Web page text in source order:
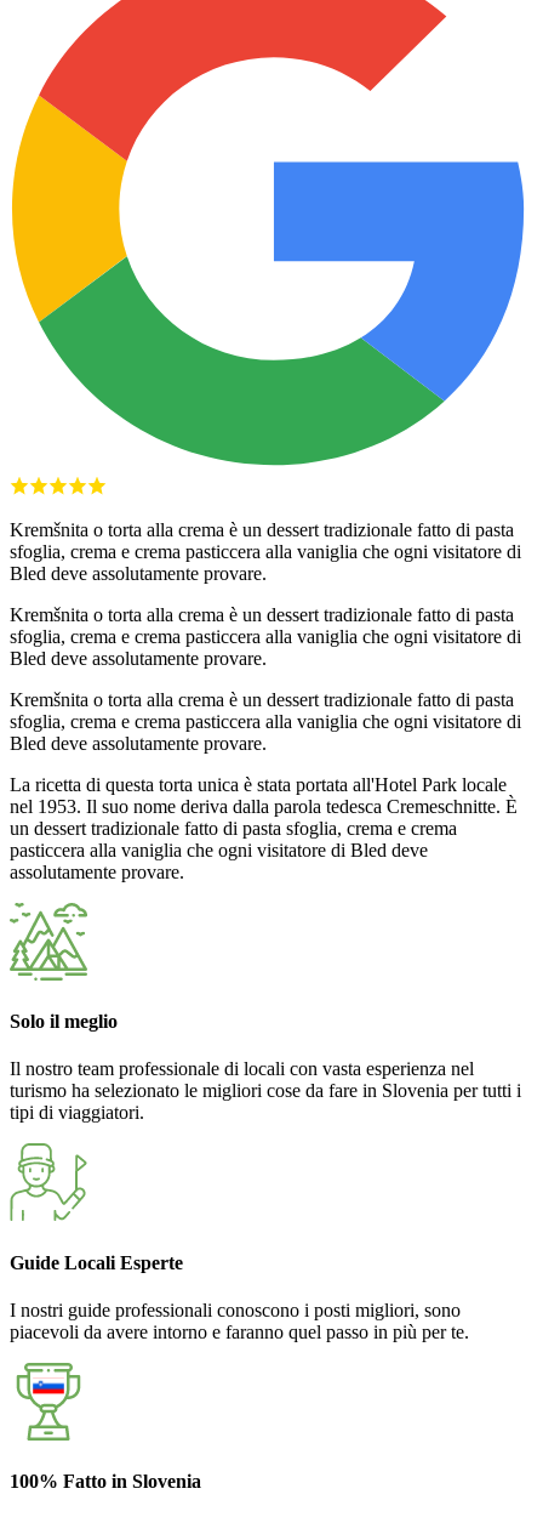
Kremšnita o torta alla crema è un dessert tradizionale fatto di pasta
sfoglia, crema e crema pasticcera alla vaniglia che ogni visitatore di
Bled deve assolutamente provare.
Kremšnita o torta alla crema è un dessert tradizionale fatto di pasta
sfoglia, crema e crema pasticcera alla vaniglia che ogni visitatore di
Bled deve assolutamente provare.
Kremšnita o torta alla crema è un dessert tradizionale fatto di pasta
sfoglia, crema e crema pasticcera alla vaniglia che ogni visitatore di
Bled deve assolutamente provare.
La ricetta di questa torta unica è stata portata all'Hotel Park locale
nel 1953. Il suo nome deriva dalla parola tedesca Cremeschnitte. È
un dessert tradizionale fatto di pasta sfoglia, crema e crema
pasticcera alla vaniglia che ogni visitatore di Bled deve
assolutamente provare.
Solo il meglio
Il nostro team professionale di locali con vasta esperienza nel
turismo ha selezionato le migliori cose da fare in Slovenia per tutti i
tipi di viaggiatori.
Guide Locali Esperte
I nostri guide professionali conoscono i posti migliori, sono
piacevoli da avere intorno e faranno quel passo in più per te.
100% Fatto in Slovenia